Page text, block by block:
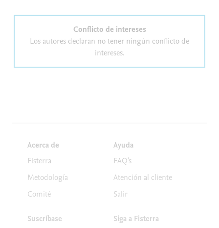
Conflicto de intereses
Los autores declaran no tener ningún conflicto de
intereses.
Acerca de
Fisterra
Metodología
Comité
Suscríbase
Ayuda
FAQ's
Atención al cliente
Salir
Siga a Fisterra